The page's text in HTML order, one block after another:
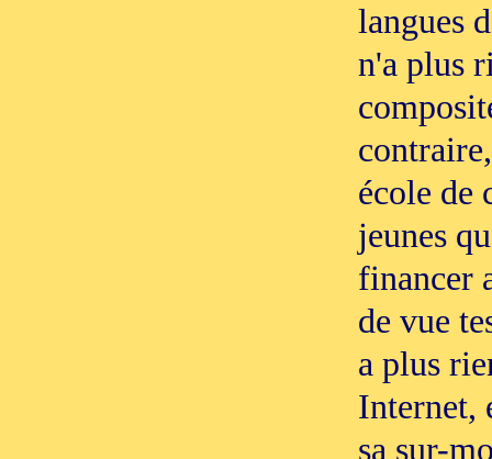
langues
n'a plus
école de
jeunes
financer
de vue
a plus
Internet,
sa sur-